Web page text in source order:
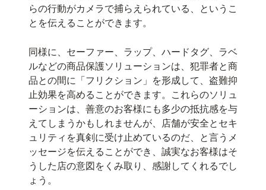
らの行動がカメラで捕らえられている、というこ
とを伝えることができます。
同様に、セーファー、ラップ、ハードタグ、ラベ
ルなどの商品保護ソリューションは、犯罪者と商
品との間に「フリクション」を形成して、盗難抑
止効果を高めることができます。これらのソリュ
ーションは、善意のお客様にも多少の抵抗感を与
えてしまうかもしれませんが、店舗が安全とセキ
ュリティを真剣に受け止めているのだ、と言うメ
ッセージを伝えることができ、誠実なお客様はそ
うした店の意図をくみ取り、感謝してくれるでし
ょう。